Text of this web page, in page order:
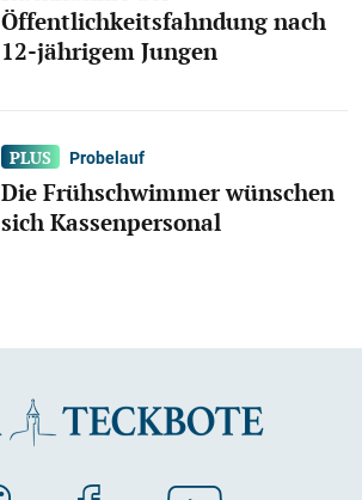
Öffentlichkeitsfahndung nach
12-jährigem Jungen
Probelauf
Die Frühschwimmer wünschen
sich Kassenpersonal